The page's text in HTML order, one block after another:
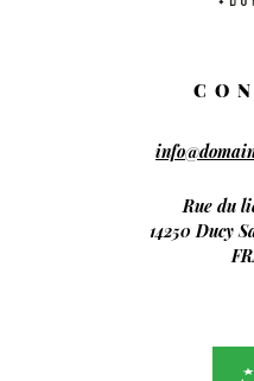
Rue du
14250 Ducy